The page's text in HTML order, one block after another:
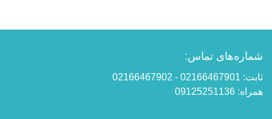
شماره‌های تماس:
ثابت: 02166467901 - 02166467902
همراه: 09125251136